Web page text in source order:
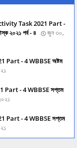
Task 2021 Part -
২০২১ পর্ব - ৪
জুন ৩০,
- 4 WBBSE অষ্টম
- 4 WBBSE সপ্তম
Part - 4 WBBSE সপ্তম